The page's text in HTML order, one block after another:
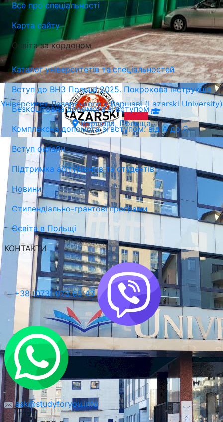
Університет Лазарського у Варшаві (Lazarski University)
Варшава, Польща
Все про спеціальності
Карта сайту
Освіта за кордоном
Каталог університетів та спеціальностей
Вступ до ВНЗ Польщі 2025. Покрокова інструкція
Безкоштовна допомога зі вступом
Комплексна допомога зі вступом: від А до Я
Вступ онлайн
Підтримка абітурієнтів та студентів
Новини
Стипендіально-грантові програми
Освіта в Польщі
КОНТАКТИ
+38 (073) 073 65 43
ask@studyforyou.info